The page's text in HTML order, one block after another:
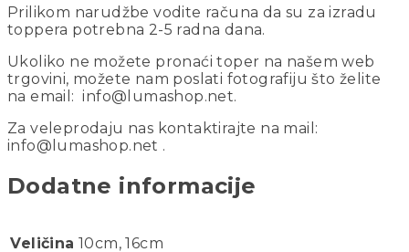
Prilikom narudžbe vodite računa da su za izradu
toppera potrebna 2-5 radna dana.
Ukoliko ne možete pronaći toper na našem web
trgovini, možete nam poslati fotografiju što želite
na email: info@lumashop.net.
Za veleprodaju nas kontaktirajte na mail:
info@lumashop.net .
Dodatne informacije
Veličina 10cm, 16cm